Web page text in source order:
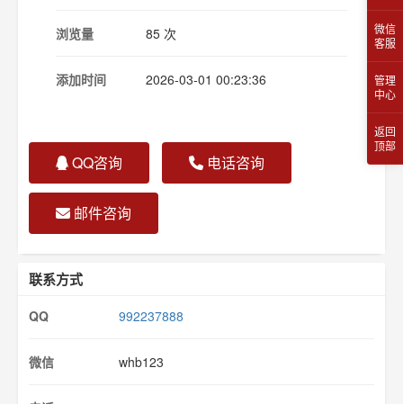
浏览量 85 次
添加时间 2026-03-01 00:23:36
QQ咨询 电话咨询
邮件咨询
联系方式
QQ 992237888
微信 whb123
微信
客服
管理
中心
返回
顶部